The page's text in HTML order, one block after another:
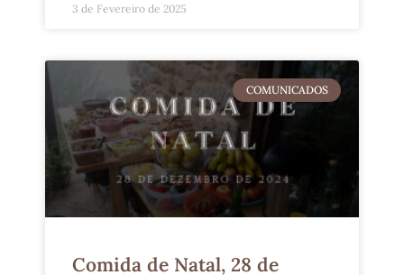
3 de Fevereiro de 2025
COMUNICADOS
Comida de Natal, 28 de